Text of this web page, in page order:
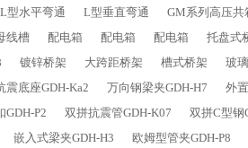
L型水平弯通 L型垂直弯通 GM系列高压共
线槽 配电箱 配电箱 配电箱 托盘式
镀锌桥架 大跨距桥架 槽式桥架 玻
震底座GDH-Ka2 万向钢梁夹GDH-H7 外
GDH-P2 双拼抗震管GDH-K07 双拼C型钢
嵌入式梁夹GDH-H3 欧姆型管夹GDH-P8